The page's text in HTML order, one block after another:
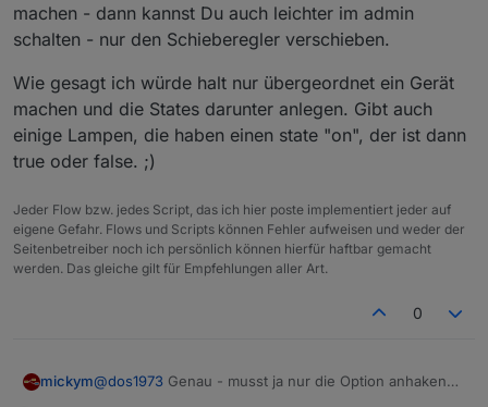
lesen
oder ob ich auf die konvertierungsfunktion setze die
- wäre noch mehr am "Geräte" Standard als mit on/
machen - dann kannst Du auch leichter im admin
schalten - nur den Schieberegler verschieben.
Wie gesagt ich würde halt nur übergeordnet ein Gerät
machen und die States darunter anlegen. Gibt auch
einige Lampen, die haben einen state "on", der ist dann
true oder false. ;)
Jeder Flow bzw. jedes Script, das ich hier poste implementiert jeder auf
eigene Gefahr. Flows und Scripts können Fehler aufweisen und weder der
Seitenbetreiber noch ich persönlich können hierfür haftbar gemacht
werden. Das gleiche gilt für Empfehlungen aller Art.
0
mickym@dos1973 Genau - musst ja nur die Option anhaken